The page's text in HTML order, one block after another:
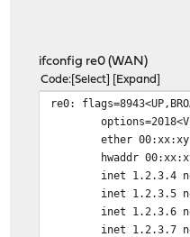
ifconfig re0 (WAN)
Code Select Expand
re0:
ether
hwaddr
inet 1.2.3.4
inet 1.2.3.5
inet 1.2.3.6
inet 1.2.3.7